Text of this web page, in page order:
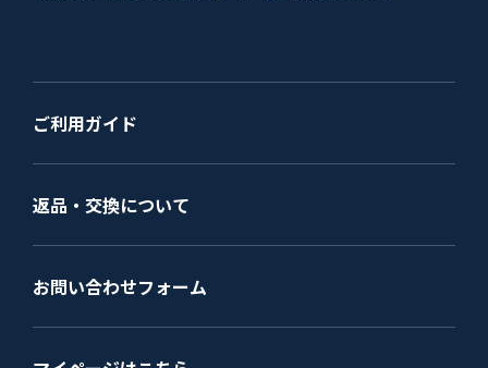
ご利用ガイド
返品・交換について
お問い合わせフォーム